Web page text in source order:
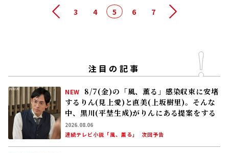
前へ 3 4 5 6 7 次へ
注目の記事
NEW
8/7(金)の「風、薫る」感染収束に安堵
するりん(見上愛)と直美(上坂樹里)。そんな
中、黒川(平埜生成)がりんにある提案をする
2026.08.06
連続テレビ小説「風、薫る」
次回予告